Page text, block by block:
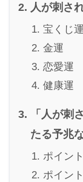
人が刺さ
宝くじ運
金運
恋愛運
健康運
「人が刺
たる予兆
ポイン
ポイン